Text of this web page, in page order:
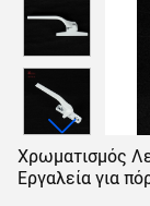
Χρωματισμός
Εργαλεία για